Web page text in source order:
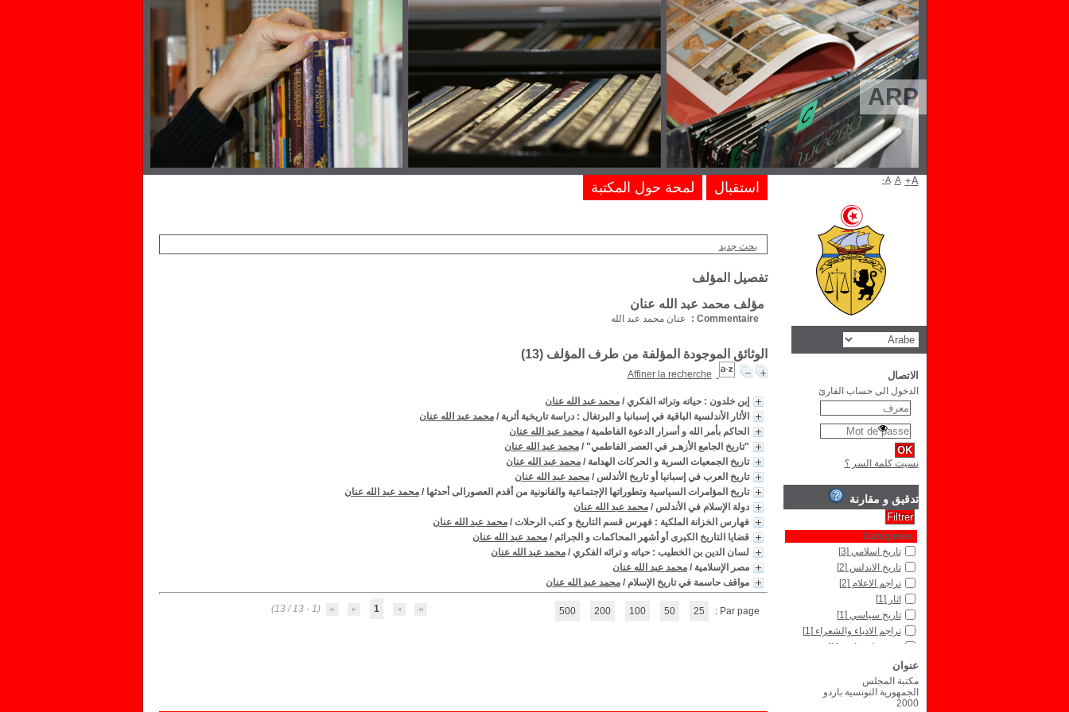
ARP
بحث جديد
تفصيل المؤلف
مؤلف محمد عبد الله عنان
Commentaire : عنان محمد عبد الله
الوثائق الموجودة المؤلفة من طرف المؤلف (13
)
Affiner la recherche
إبن خلدون : حياته وتراثه الفكري /محمد عبد الله عنان
الأثار الأندلسية الباقية في إسبانيا و البرتغال : دراسة تاريخية أثرية /محمد عبد الله عنان
الحاكم بأمر الله و أسرار الدعوة الفاطمية /محمد عبد الله عنان
"تاريخ الجامع الأزهـر في العصر الفاطمي" /محمد عبد الله عنان
تاريخ الجمعيات السرية و الحركات الهدامة /محمد عبد الله عنان
تاريخ العرب في إسبانيا أو تاريخ الأندلس /محمد عبد الله عنان
تاريخ المؤامرات السياسية وتطوراتها الإجتماعية والقانونية من أقدم العصورالى أحدثها /محمد عبد الله عنان
دولة الإسلام في الأندلس /محمد عبد الله عنان
فهارس الخزانة الملكية : فهرس قسم التاريخ و كتب الرحلات /محمد عبد الله عنان
قضايا التاريخ الكبرى أو أشهر المحاكمات و الجرائم /محمد عبد الله عنان
لسان الدين بن الخطيب : حياته و تراثه الفكري /محمد عبد الله عنان
مصر الإسلامية /محمد عبد الله عنان
مواقف حاسمة في تاريخ الإسلام /محمد عبد الله عنان
1
(1 - 13 / 13) Par page :
25
50
100
200
500
استقبال لمحة حول المكتبة A- A A+
الاتصال
الدخول الى حساب القارئ
نسيت كلمة السر ؟
تدقيق و مقارنة
Catégories
تاريخ اسلامي [3]
تاريخ الاندلس [2]
تراجم الاعلام [2]
اثار [1]
تاريخ سياسي [1]
تراجم الادباء والشعراء [1]
شؤون اجتماعية[1]
فهارس
قانون جزائي
عنوان
مكتبة المجلس
الجمهورية التونسية باردو
2000